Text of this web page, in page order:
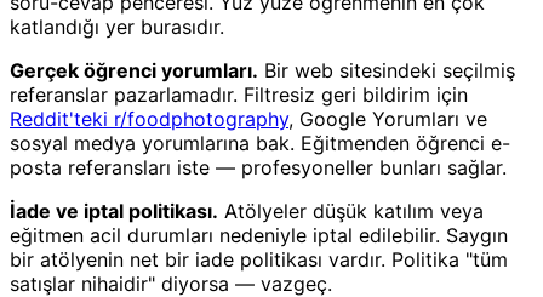
katlandığı yer burasıdır.
Gerçek öğrenci yorumları. Bir web sitesindeki seçilmiş
referanslar pazarlamadır. Filtresiz geri bildirim için
Reddit'teki r/foodphotography, Google Yorumları ve
sosyal medya yorumlarına bak. Eğitmenden öğrenci e-
posta referansları iste — profesyoneller bunları sağlar.
İade ve iptal politikası. Atölyeler düşük katılım veya
eğitmen acil durumları nedeniyle iptal edilebilir. Saygın
bir atölyenin net bir iade politikası vardır. Politika "tüm
satışlar nihaidir" diyorsa — vazgeç.